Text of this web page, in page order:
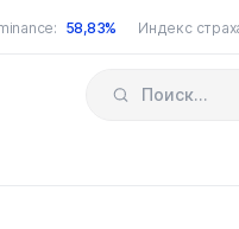
58,83% Индекс